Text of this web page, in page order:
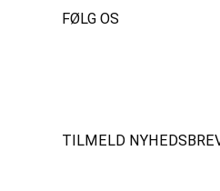
FØLG OS
TILMELD